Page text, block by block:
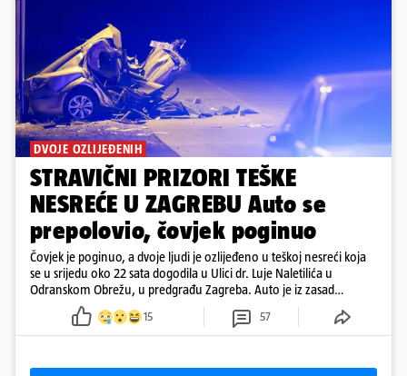
DVOJE OZLIJEĐENIH
STRAVIČNI PRIZORI TEŠKE
NESREĆE U ZAGREBU Auto se
prepolovio, čovjek poginuo
Čovjek je poginuo, a dvoje ljudi je ozlijeđeno u teškoj nesreći koja
se u srijedu oko 22 sata dogodila u Ulici dr. Luje Naletilića u
Odranskom Obrežu, u predgrađu Zagreba. Auto je iz zasad
neutvrđenih razloga sletio s kolnika, a od siline udara vozilo se
prepolovilo.
15 57